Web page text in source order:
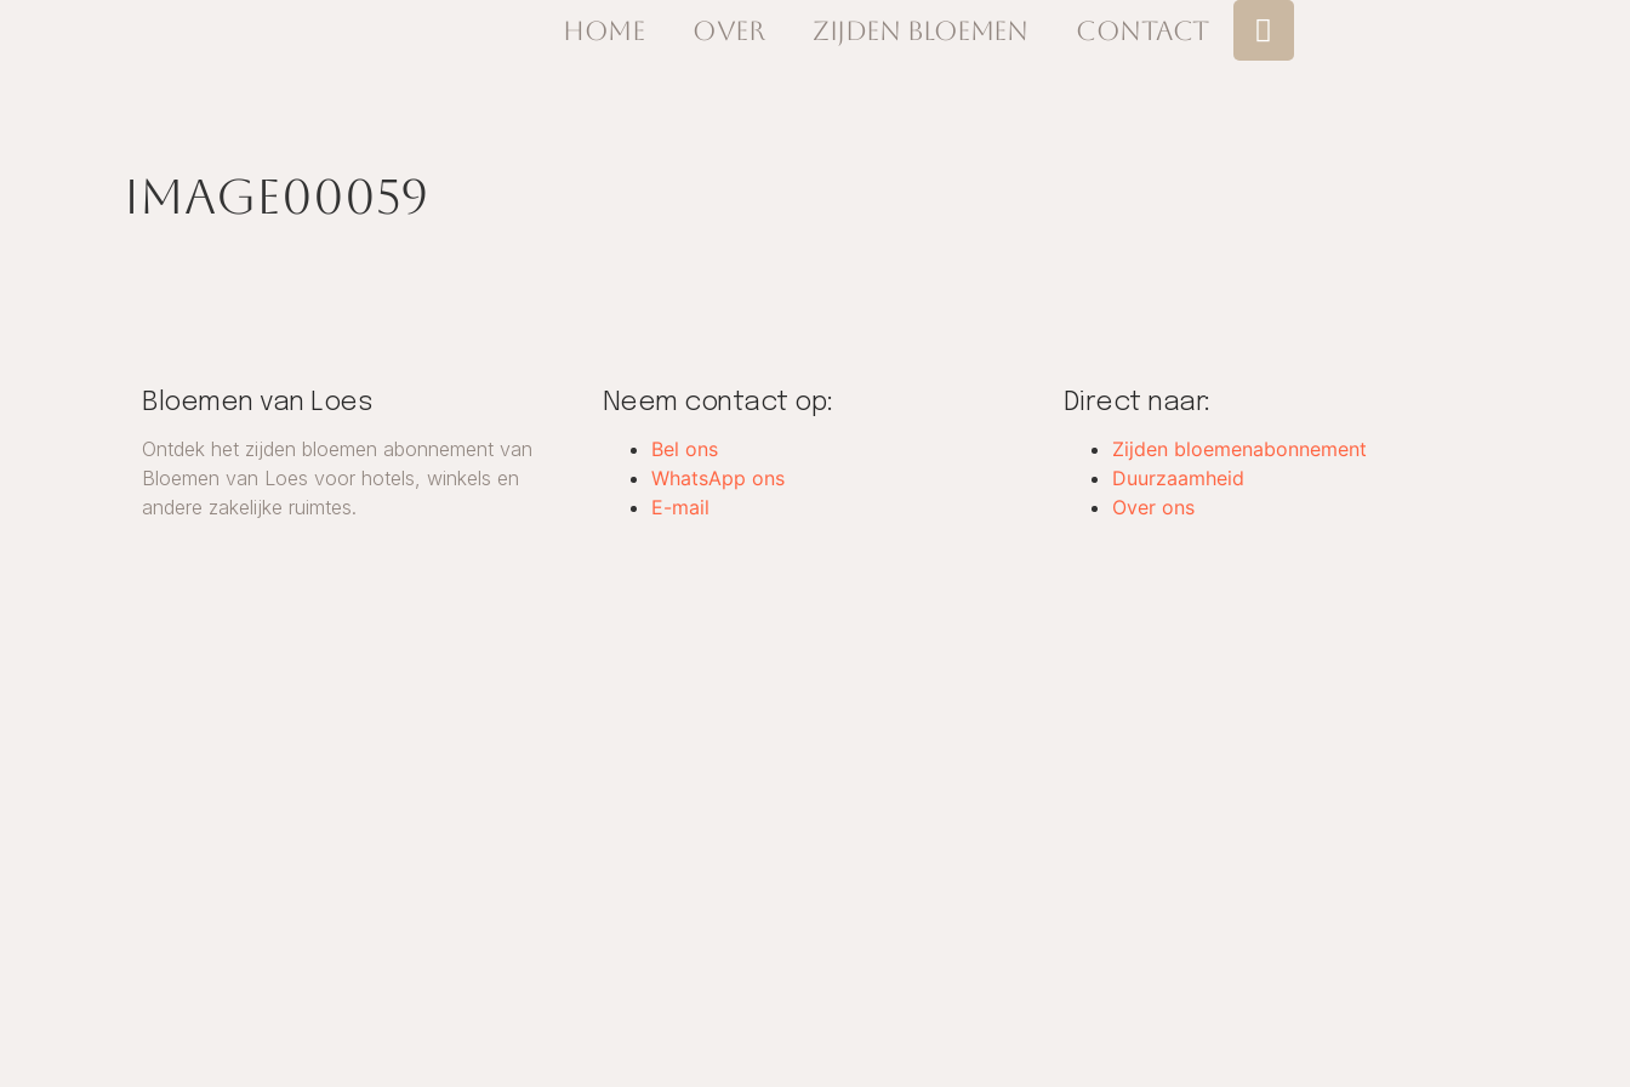
Home Over Zijden Bloemen Contact
image00059
Bloemen van Loes
Ontdek het zijden bloemen abonnement van
Bloemen van Loes voor hotels, winkels en
andere zakelijke ruimtes.
Neem contact op:
Bel ons
WhatsApp ons
E-mail
Direct naar:
Zijden bloemenabonnement
Duurzaamheid
Over ons